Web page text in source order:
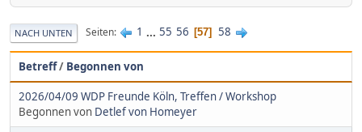
NACH UNTEN Seiten 1 ... 55 56 57 58
Betreff/ Begonnen von
2026/04/09 WDP Freunde Köln, Treffen / Workshop
Begonnen von Detlef von Homeyer